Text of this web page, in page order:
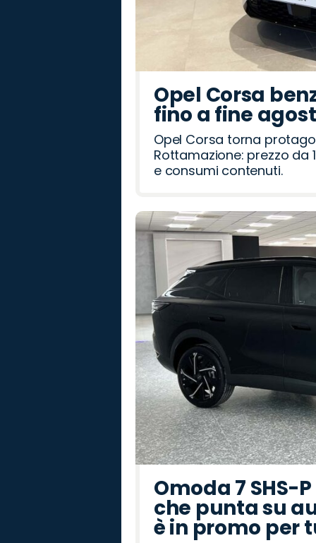
Opel Corsa
fino a fine
Opel Corsa torna
Rottamazione: prezzo da
e consumi contenuti.
Omoda 7 SHS-
che punta su
è in promo per